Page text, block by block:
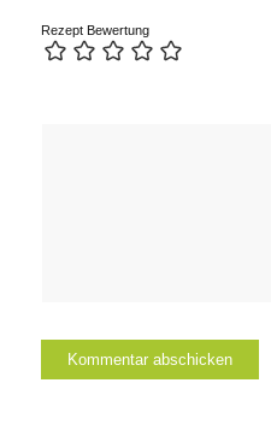
Rezept Bewertung